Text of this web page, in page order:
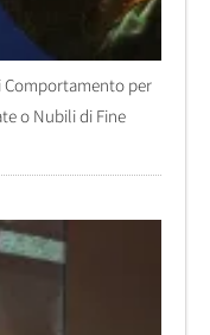
Comportamento per
o Nubili di Fine